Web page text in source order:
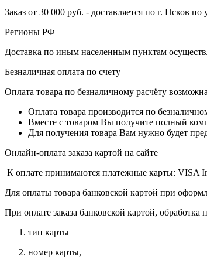
Заказ от 30 000 руб. - доставляется по г. Псков по
Регионы РФ
Доставка по иным населенным пунктам
Безналичная оплата по счету
Оплата товара по безналичному расчёту
Оплата товара производится по
Вместе с товаром Вы получите полный
Для получения товара Вам нужно будет
Онлайн-оплата заказа картой на сайте
К оплате принимаются платежные карты: VISA
Для оплаты товара банковской картой при
При оплате заказа банковской картой,
тип карты
номер карты,